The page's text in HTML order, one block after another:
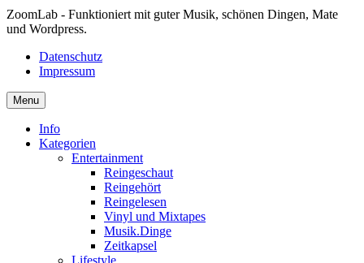
ZoomLab - Funktioniert mit guter Musik, schönen Dingen, Mate
und Wordpress.
Datenschutz
Impressum
Menu
Info
Kategorien
Entertainment
Reingeschaut
Reingehört
Reingelesen
Vinyl und Mixtapes
Musik.Dinge
Zeitkapsel
Lifestyle